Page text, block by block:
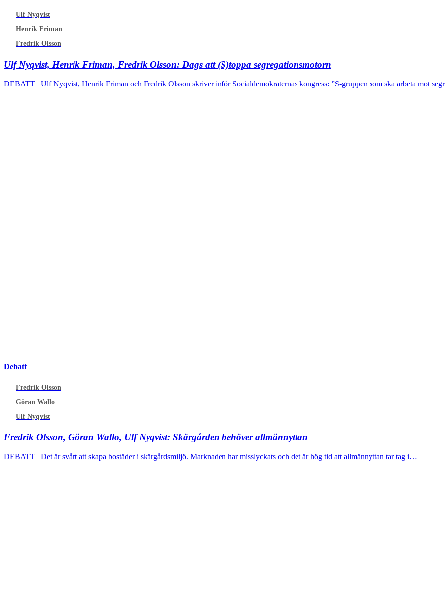
Ulf Nyqvist
Henrik Friman
Fredrik Olsson
Ulf Nyqvist, Henrik Friman, Fredrik Olsson: Dags att (S)toppa segregationsmotorn
DEBATT | Ulf Nyqvist, Henrik Friman och Fredrik Olsson skriver inför Socialdemokraternas kongress: ”S-gruppen som ska arbeta mot
Debatt
Fredrik Olsson
Göran Wallo
Ulf Nyqvist
Fredrik Olsson, Göran Wallo, Ulf Nyqvist: Skärgården behöver allmännyttan
DEBATT | Det är svårt att skapa bostäder i skärgårdsmiljö. Marknaden har misslyckats och det är hög tid att allmännyttan tar tag i…